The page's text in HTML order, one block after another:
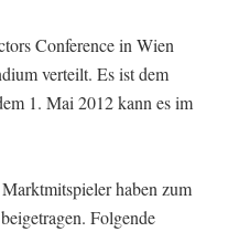
Conference in Wien
verteilt. Es ist dem
1. Mai 2012 kann es im
haben zum
Folgende